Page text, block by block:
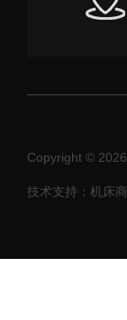
Copyright ©
技术支持：机床